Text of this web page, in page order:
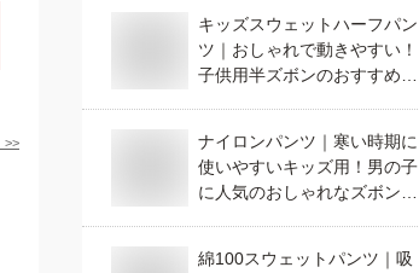
>>
キッズスウェットハーフパン
ツ｜おしゃれで動きやすい！
子供用半ズボンのおすすめ
ナイロンパンツ｜寒い時期に
使いやすいキッズ用！男の子
に人気のおしゃれなズボンの
綿100スウェットパンツ｜吸